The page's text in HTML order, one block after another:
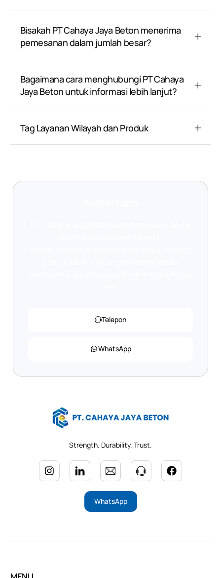
Bisakah PT Cahaya Jaya Beton menerima
pemesanan dalam jumlah besar?
Bagaimana cara menghubungi PT Cahaya
Jaya Beton untuk informasi lebih lanjut?
Tag Layanan Wilayah dan Produk
Telepon
WhatsApp
Strength. Durability. Trust.
WhatsApp